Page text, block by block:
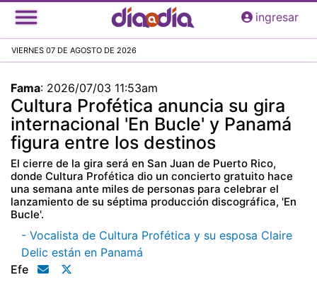
Pasar
al
principal
ingresar
VIERNES 07 DE AGOSTO DE 2026
Fama: 2026/07/03 11:53am
Cultura Profética anuncia su gira
internacional 'En Bucle' y Panamá
figura entre los destinos
El cierre de la gira será en San Juan de Puerto Rico,
donde Cultura Profética dio un concierto gratuito hace
una semana ante miles de personas para celebrar el
lanzamiento de su séptima producción discográfica, 'En
Bucle'.
- Vocalista de Cultura Profética y su esposa Claire
Delic están en Panamá
Efe